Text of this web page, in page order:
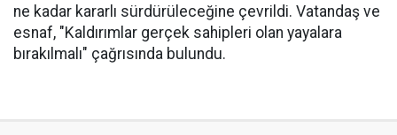
ne kadar kararlı sürdürüleceğine çevrildi. Vatandaş ve
esnaf, "Kaldırımlar gerçek sahipleri olan yayalara
bırakılmalı" çağrısında bulundu.